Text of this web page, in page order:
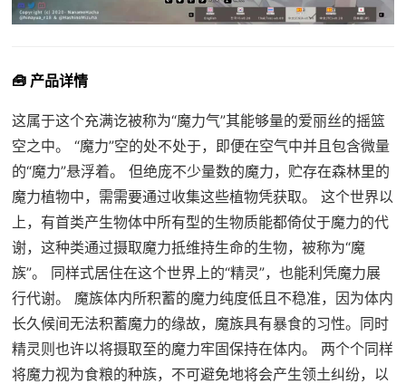
🧰 产品详情
这属于这个充满讫被称为“魔力气”其能够量的爱丽丝的摇篮
空之中。 “魔力”空的处不处于，即便在空气中并且包含微量
的“魔力”悬浮着。 但绝庞不少量数的魔力，贮存在森林里的
魔力植物中，需需要通过收集这些植物凭获取。 这个世界以
上，有首类产生物体中所有型的生物质能都倚仗于魔力的代
谢，这种类通过摄取魔力抵维持生命的生物，被称为“魔
族”。 同样式居住在这个世界上的“精灵”，也能利凭魔力展
行代谢。 魔族体内所积蓄的魔力纯度低且不稳准，因为体内
长久候间无法积蓄魔力的缘故，魔族具有暴食的习性。同时
精灵则也许以将摄取至的魔力牢固保持在体内。 两个个同样
将魔力视为食粮的种族，不可避免地将会产生领土纠纷，以